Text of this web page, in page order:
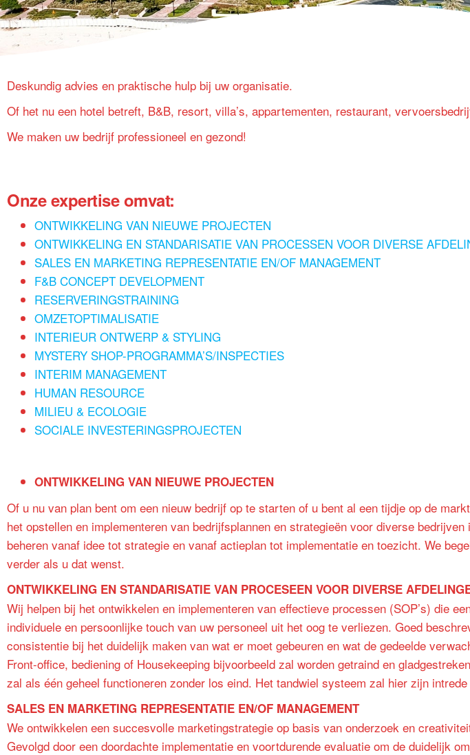
Deskundig advies en praktische hulp bij uw organisatie.
Of het nu een hotel betreft, B&B, resort, villa’s, appartementen, restaurant,
We maken uw bedrijf professioneel en gezond!
Onze expertise omvat:
ONTWIKKELING VAN NIEUWE PROJECTEN
ONTWIKKELING EN STANDARISATIE VAN PROCESSEN VOOR DIVERSE
SALES EN MARKETING REPRESENTATIE EN/OF MANAGEMENT
F&B CONCEPT DEVELOPMENT
RESERVERINGSTRAINING
OMZETOPTIMALISATIE
INTERIEUR ONTWERP & STYLING
MYSTERY SHOP-PROGRAMMA’S/INSPECTIES
INTERIM MANAGEMENT
HUMAN RESOURCE
MILIEU & ECOLOGIE
SOCIALE INVESTERINGSPROJECTEN
ONTWIKKELING VAN NIEUWE PROJECTEN
Of u nu van plan bent om een nieuw bedrijf op te starten of u bent al een tijdje op de
het opstellen en implementeren van bedrijfsplannen en strategieën voor diverse
beheren vanaf idee tot strategie en vanaf actieplan tot implementatie en toezicht. We
verder als u dat wenst.
ONTWIKKELING EN STANDARISATIE VAN PROCESEEN VOOR DIVERSE
Wij helpen bij het ontwikkelen en implementeren van effectieve processen (SOP’s) die
individuele en persoonlijke touch van uw personeel uit het oog te verliezen. Goed
consistentie bij het duidelijk maken van wat er moet gebeuren en wat de gedeelde
Front-office, bediening of Housekeeping bijvoorbeeld zal worden getraind en
zal als één geheel functioneren zonder los eind. Het tandwiel systeem zal hier zijn intrede
SALES EN MARKETING REPRESENTATIE EN/OF MANAGEMENT
We ontwikkelen een succesvolle marketingstrategie op basis van onderzoek en
Gevolgd door een doordachte implementatie en voortdurende evaluatie om de duidelijk